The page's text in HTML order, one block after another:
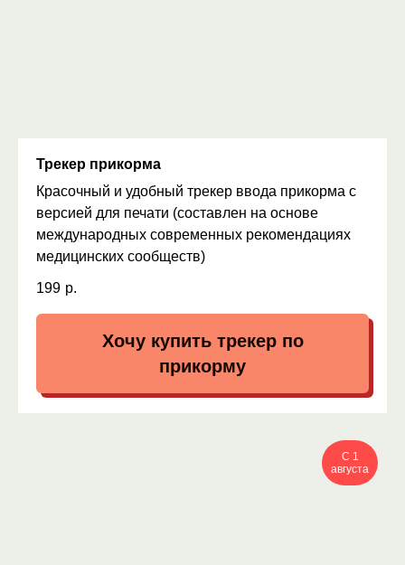
Трекер прикорма
Красочный и удобный трекер ввода прикорма с
версией для печати (составлен на основе
международных современных рекомендациях
медицинских сообществ)
199 р.
Хочу купить трекер по
прикорму
С 1
августа